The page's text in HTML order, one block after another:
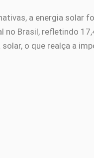
a energia solar
no Brasil, refletindo
solar, o que realça a